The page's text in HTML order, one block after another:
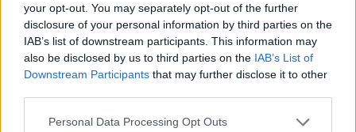
your opt-out. You may separately opt-out of the further
disclosure of your personal information by third parties on the
IAB’s list of downstream participants. This information may
also be disclosed by us to third parties on the IAB’s List of
Downstream Participants that may further disclose it to other
Please note that this website/app uses one or more Google
Personal Data Processing Opt Outs